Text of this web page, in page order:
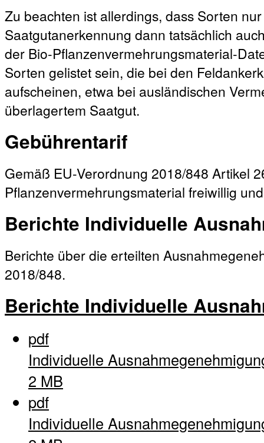
Zu beachten ist allerdings, dass Sorten
Saatgutanerkennung dann tatsächlich
der Bio-Pflanzenvermehrungsmaterial-
Sorten gelistet sein, die bei den
aufscheinen, etwa bei ausländischen
überlagertem Saatgut.
Gebührentarif
Gemäß EU-Verordnung 2018/848 Artikel
Pflanzenvermehrungsmaterial freiwillig
Berichte Individuelle
Berichte über die erteilten
2018/848.
Berichte Individuelle
pdf
Individuelle
2 MB
pdf
Individuelle